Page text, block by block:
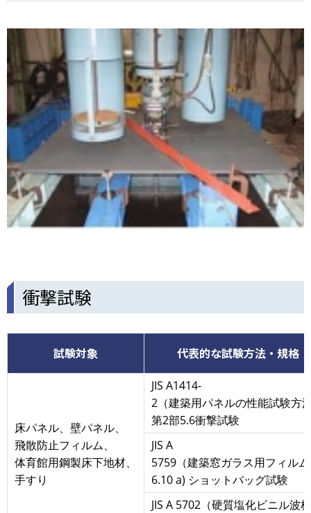
像
衝撃試験
試験対象 代表的な試験方法・規格
床パネル、壁パネル、
飛散防止フィルム、
体育館用鋼製床下地材、
手すり
JIS A1414-
2（建築用パネルの性能試験方
第2部5.6衝撃試験
JIS A
5759（建築窓ガラス用フィル
6.10 a) ショットバッグ試験
JIS A 5702（硬質塩化ビニル波